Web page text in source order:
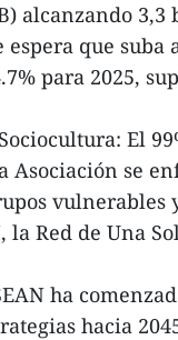
alcanzando
espera que
para 2025,
El
Asociación se
la Red de Una
ha
hacia